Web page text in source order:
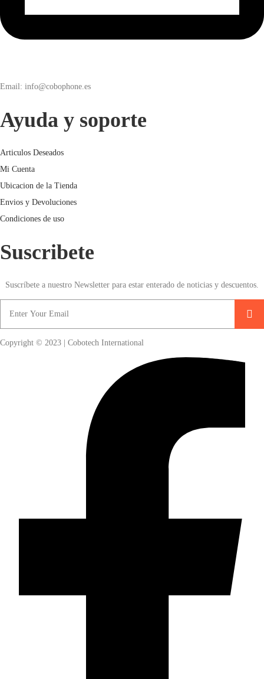
Email: info@cobophone.es
Ayuda y soporte
Articulos Deseados
Mi Cuenta
Ubicacion de la Tienda
Envios y Devoluciones
Condiciones de uso
Suscribete
Suscríbete a nuestro Newsletter para estar enterado de noticias y descuentos.
Copyright © 2023 | Cobotech International